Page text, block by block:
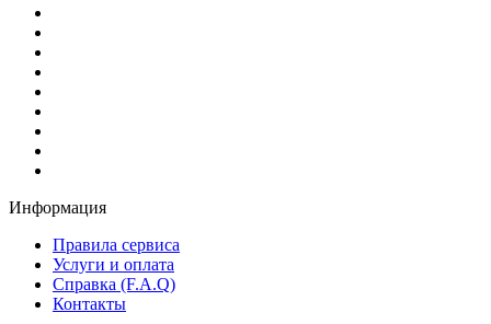
Информация
Правила сервиса
Услуги и оплата
Справка (F.A.Q)
Контакты